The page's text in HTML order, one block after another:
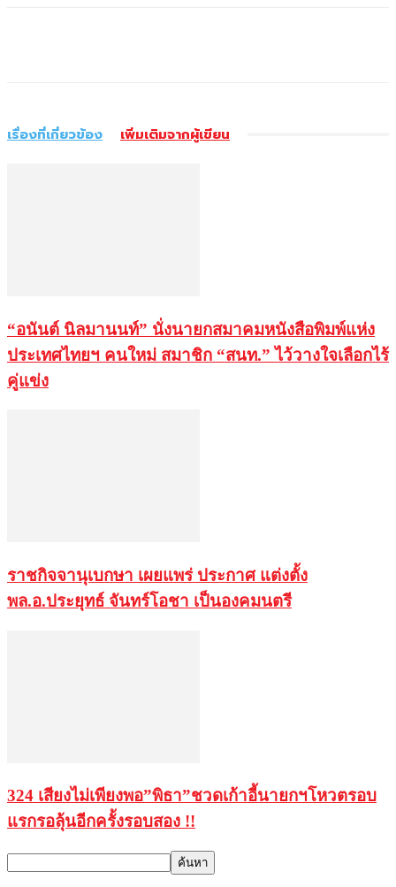
เรื่องที่เกี่ยวข้อง เพิ่มเติมจากผู้เขียน
“อนันต์ นิลมานนท์” นั่งนายกสมาคมหนังสือพิมพ์แห่ง
ประเทศไทยฯ คนใหม่ สมาชิก “สนท.” ไว้วางใจเลือกไร้
คู่แข่ง
ราชกิจจานุเบกษา เผยแพร่ ประกาศ แต่งตั้ง
พล.อ.ประยุทธ์ จันทร์โอชา เป็นองคมนตรี
324 เสียงไม่เพียงพอ”พิธา”ชวดเก้าอี้นายกฯโหวตรอบ
แรกรอลุ้นอีกครั้งรอบสอง !!